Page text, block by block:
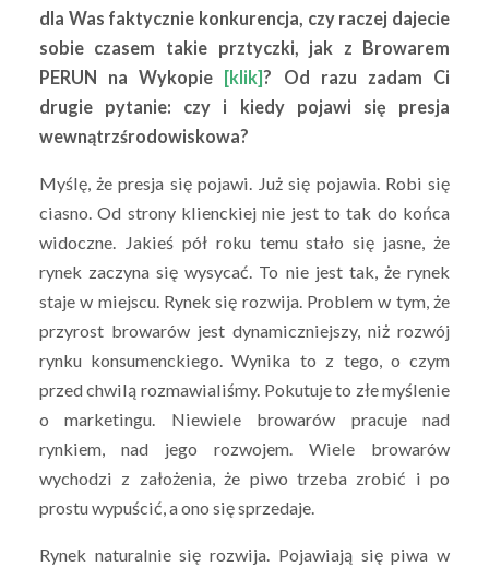
dla Was faktycznie konkurencja, czy raczej dajecie
sobie czasem takie prztyczki, jak z Browarem
PERUN na Wykopie [klik]? Od razu zadam Ci
drugie pytanie: czy i kiedy pojawi się presja
wewnątrzśrodowiskowa?
Myślę, że presja się pojawi. Już się pojawia. Robi się
ciasno. Od strony klienckiej nie jest to tak do końca
widoczne. Jakieś pół roku temu stało się jasne, że
rynek zaczyna się wysycać. To nie jest tak, że rynek
staje w miejscu. Rynek się rozwija. Problem w tym, że
przyrost browarów jest dynamiczniejszy, niż rozwój
rynku konsumenckiego. Wynika to z tego, o czym
przed chwilą rozmawialiśmy. Pokutuje to złe myślenie
o marketingu. Niewiele browarów pracuje nad
rynkiem, nad jego rozwojem. Wiele browarów
wychodzi z założenia, że piwo trzeba zrobić i po
prostu wypuścić, a ono się sprzedaje.
Rynek naturalnie się rozwija. Pojawiają się piwa w